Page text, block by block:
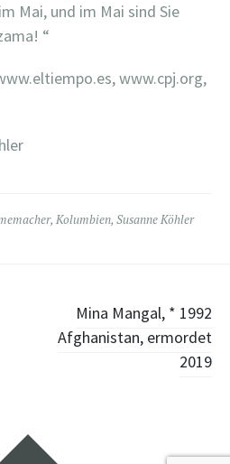
Mai, und im Mai sind Sie
“
www.cpj.org,
, Kolumbien, Susanne Köhler
Mina Mangal, * 1992
Afghanistan, ermordet
2019
Widgets